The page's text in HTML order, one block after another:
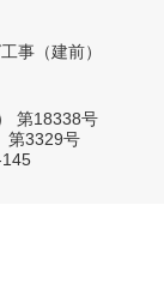
事（建前）
第18338号
第3329号